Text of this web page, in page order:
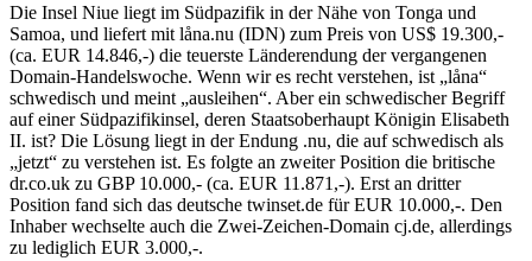
Die Insel Niue liegt im Südpazifik in der Nähe von Tonga und
Samoa, und liefert mit låna.nu (IDN) zum Preis von US$ 19.300,-
(ca. EUR 14.846,-) die teuerste Länderendung der vergangenen
Domain-Handelswoche. Wenn wir es recht verstehen, ist „låna“
schwedisch und meint „ausleihen“. Aber ein schwedischer Begriff
auf einer Südpazifikinsel, deren Staatsoberhaupt Königin Elisabeth
II. ist? Die Lösung liegt in der Endung .nu, die auf schwedisch als
„jetzt“ zu verstehen ist. Es folgte an zweiter Position die britische
dr.co.uk zu GBP 10.000,- (ca. EUR 11.871,-). Erst an dritter
Position fand sich das deutsche twinset.de für EUR 10.000,-. Den
Inhaber wechselte auch die Zwei-Zeichen-Domain cj.de, allerdings
zu lediglich EUR 3.000,-.